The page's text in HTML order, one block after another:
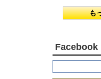
も
Facebook